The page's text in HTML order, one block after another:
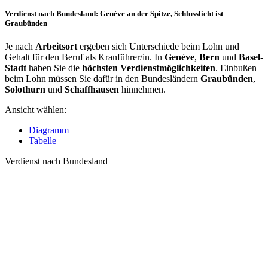
Verdienst nach Bundesland: Genève an der Spitze, Schlusslicht ist
Graubünden
Je nach Arbeitsort ergeben sich Unterschiede beim Lohn und
Gehalt für den Beruf als Kranführer/in. In Genève, Bern und Basel-
Stadt haben Sie die höchsten Verdienstmöglichkeiten. Einbußen
beim Lohn müssen Sie dafür in den Bundesländern Graubünden,
Solothurn und Schaffhausen hinnehmen.
Ansicht wählen:
Diagramm
Tabelle
Verdienst nach Bundesland